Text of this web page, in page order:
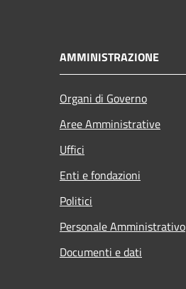
AMMINISTRAZIONE
Organi di Governo
Aree Amministrative
Uffici
Enti e fondazioni
Politici
Personale Amministrativo
Documenti e dati